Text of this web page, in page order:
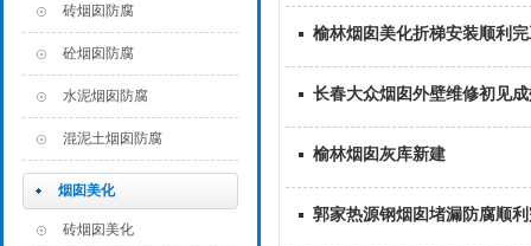
砖烟囱防腐
砼烟囱防腐
水泥烟囱防腐
混泥土烟囱防腐
烟囱美化
砖烟囱美化
榆林烟囱美化折梯安装顺利
长春大众烟囱外壁维修初见
榆林烟囱灰库新建
郭家热源钢烟囱堵漏防腐顺